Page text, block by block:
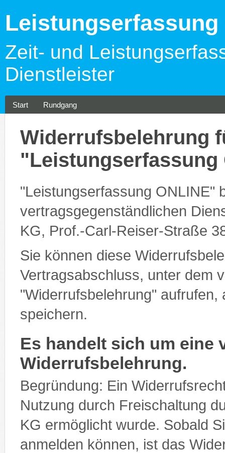
Leistungserfassung
Zeit- und
Dienstleister
Start Rundgang
Widerrufsbelehrung
"Leistungserfassung
"Leistungserfassung ONLINE"
vertragsgegenständlichen
KG, Prof.-Carl-Reiser-Straße
Sie können diese
Vertragsabschluss, unter dem
"Widerrufsbelehrung"
speichern.
Es handelt sich um eine
Widerrufsbelehrung.
Begründung: Ein
Nutzung durch Freischaltung
KG ermöglicht wurde. Sobald
anmelden können, ist das